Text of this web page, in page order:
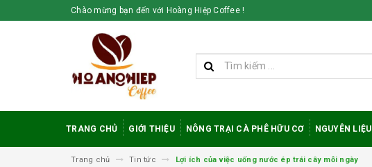
Chào mừng bạn đến với Hoàng Hiệp Coffee !
TRANG CHỦ GIỚI THIỆU NÔNG TRẠI CÀ PHÊ HỮU CƠ NGUYÊN LIỆU
Trang chủ Tin tức Lợi ích của việc uống nước ép trái cây mỗi ngày